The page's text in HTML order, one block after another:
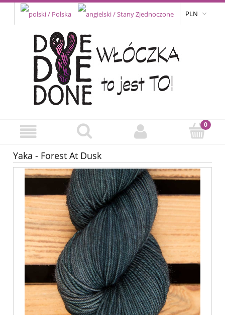
PLN
Yaka - Forest At Dusk